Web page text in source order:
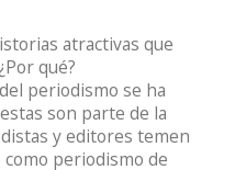
atractivas que
qué?
periodismo se ha
son parte de la
y editores temen
periodismo de